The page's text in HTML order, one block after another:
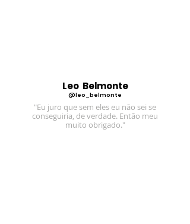
Leo Belmonte
@leo_belmonte
"Eu juro que sem eles eu não sei se
conseguiria, de verdade. Então meu
muito obrigado."